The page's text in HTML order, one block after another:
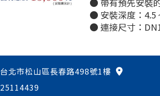
● 安裝深度：4.5
● 連接尺寸：
台北市松山區長春路498號1樓
25114439